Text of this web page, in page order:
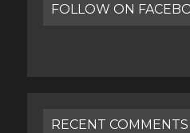
FOLLOW ON
RECENT COMMENTS